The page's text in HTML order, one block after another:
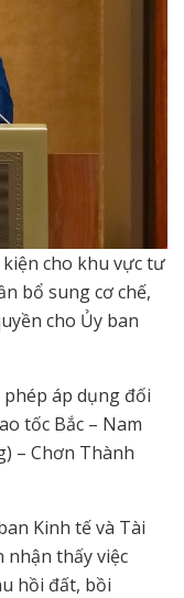
cho khu vực tư
bổ sung cơ chế,
cho Ủy ban
áp dụng đối
tốc Bắc – Nam
– Chơn Thành
Kinh tế và Tài
nhận thấy việc
hồi đất, bồi